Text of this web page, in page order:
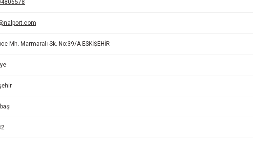
Mh. Marmaralı Sk. No:39/A ESKİŞEHİR